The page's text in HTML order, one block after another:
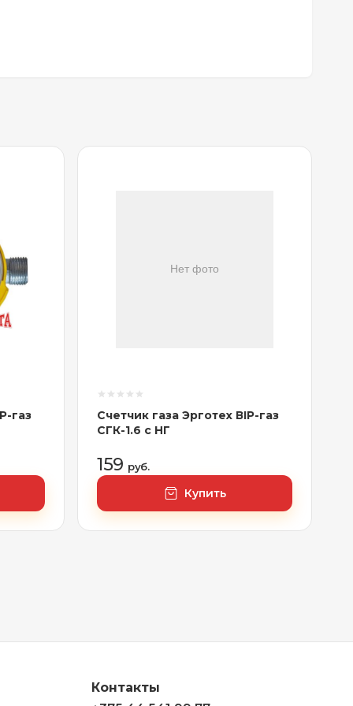
газ
Счетчик газа Эрготех ВIP-газ
СГК-1.6 с НГ
159 руб.
Купить
Контакты